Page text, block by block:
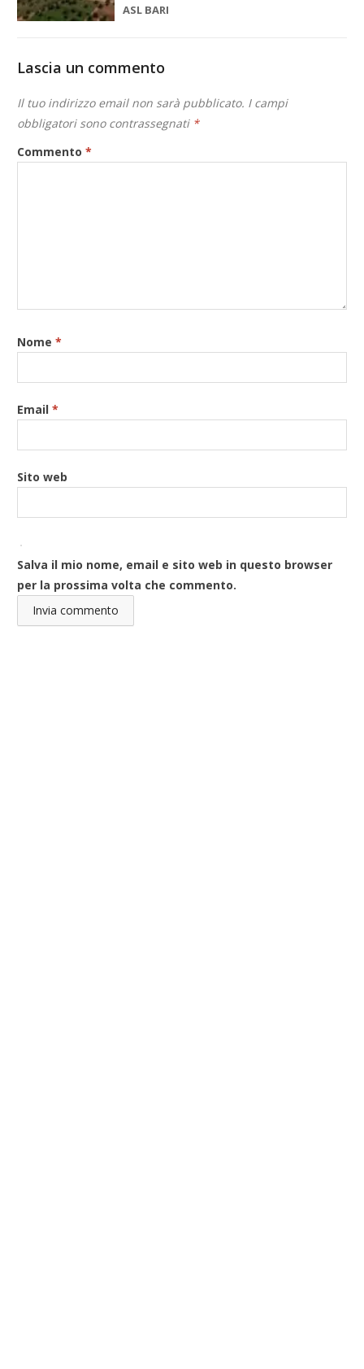
ASL BARI
Lascia un commento
Il tuo indirizzo email non sarà pubblicato. I campi
obbligatori sono contrassegnati *
Commento*
Nome*
Email*
Sito web
Salva il mio nome, email e sito web in questo browser
per la prossima volta che commento.